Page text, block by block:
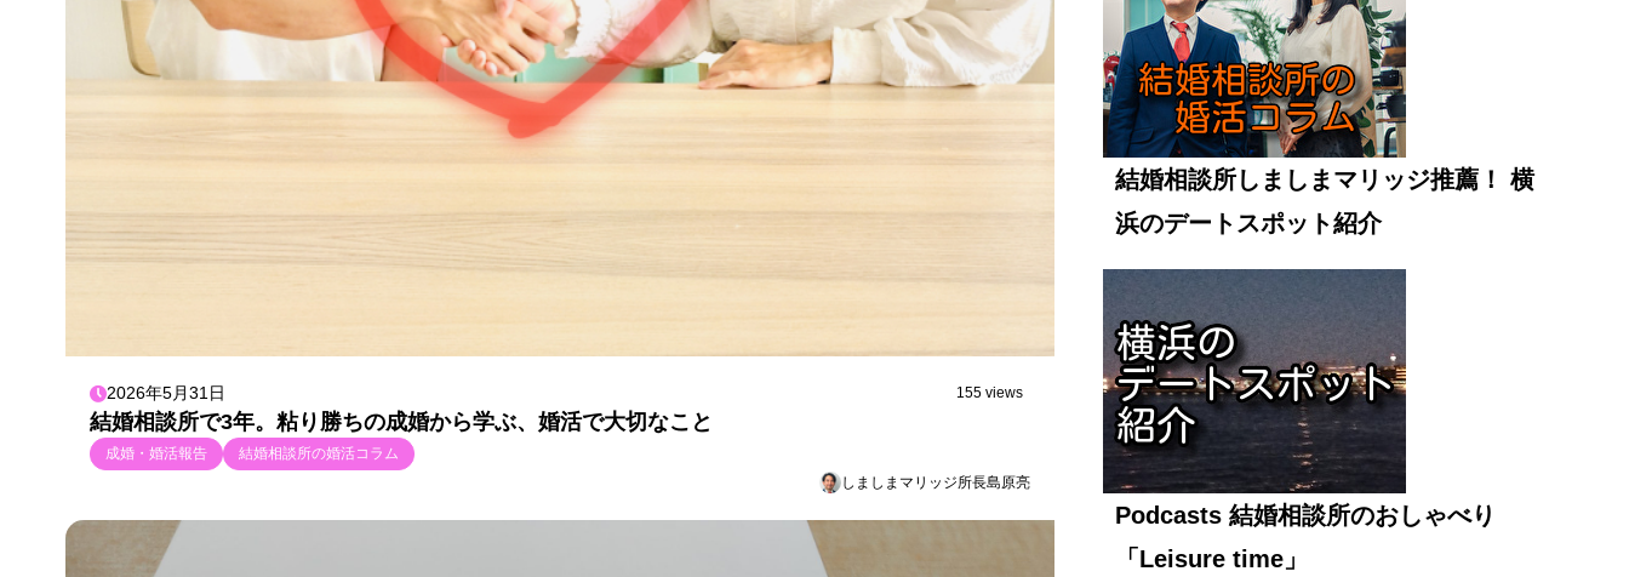
2026年5月31日 155 views
結婚相談所で3年。粘り勝ちの成婚から学ぶ、婚活で大切なこと
成婚・婚活報告
結婚相談所の婚活コラム
しましまマリッジ所長島原亮
結婚相談所しましまマリッジ推薦！ 横
浜のデートスポット紹介
Podcasts 結婚相談所のおしゃべり
「Leisure time」